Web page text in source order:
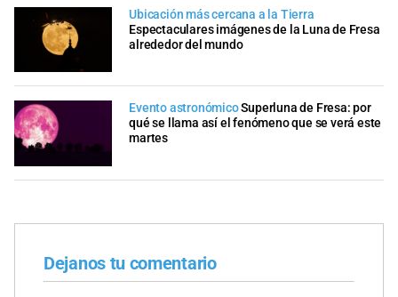
Ubicación más cercana a la Tierra
Espectaculares imágenes de la Luna de Fresa
alrededor del mundo
Evento astronómicoSuperluna de Fresa: por
qué se llama así el fenómeno que se verá este
martes
Dejanos tu comentario